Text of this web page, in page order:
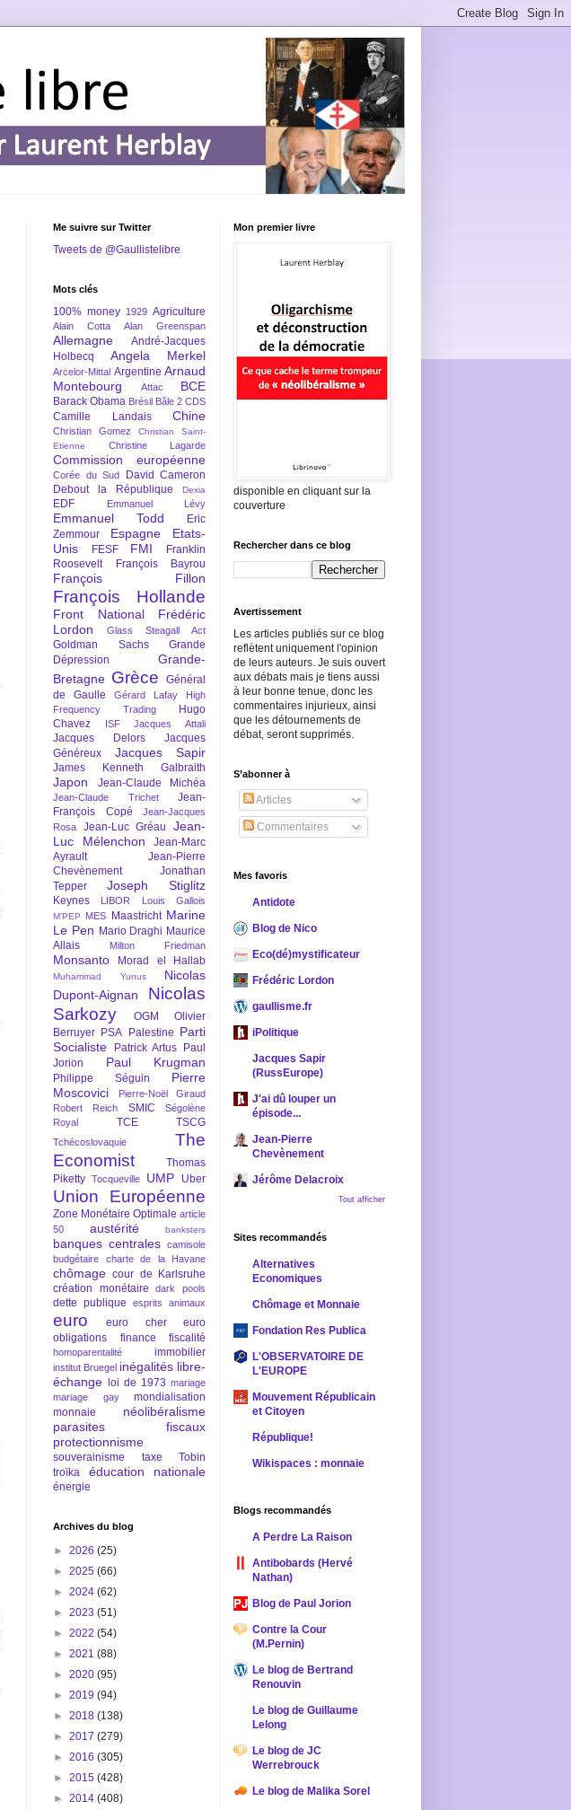
Me suivre sur Twitter
Tweets de @Gaullistelibre
Mots clés
100% money 1929 Agriculture
Alain Cotta Alan Greenspan
Allemagne
André-Jacques
Holbecq
Angela Merkel
Arcelor-Mittal Argentine Arnaud
Montebourg
Attac BCE
Barack Obama Brésil Bâle 2 CDS
Camille Landais Chine
Christian Gomez
Christian Saint-
Etienne
Christine Lagarde
Commission européenne
Corée du Sud
David Cameron
Debout la République
Dexia
EDF Emmanuel Lévy
Emmanuel Todd
Eric
Zemmour
Espagne
Etats-
Unis
FESF FMI
Franklin
Roosevelt
François Bayrou
François Fillon
François Hollande
Front National
Frédéric
Lordon
Glass Steagall Act
Goldman Sachs
Grande
Dépression
Grande-
Bretagne Grèce
Général
de Gaulle
Gérard Lafay
High
Frequency Trading
Hugo
Chavez
ISF Jacques Attali
Jacques Delors
Jacques
Généreux
Jacques Sapir
James Kenneth Galbraith
Japon Jean-Claude Michéa
Jean-Claude Trichet
Jean-
François Copé
Jean-Jacques
Rosa
Jean-Luc Gréau
Jean-
Luc Mélenchon
Jean-Marc
Ayrault
Jean-Pierre
Chevènement
Jonathan
Tepper
Joseph Stiglitz
Keynes LIBOR Louis Gallois
M'PEP MES Maastricht Marine
Le Pen Mario Draghi Maurice
Allais
Milton Friedman
Monsanto Morad el Hallab
Muhammad Yunus
Nicolas
Dupont-Aignan
Nicolas
Sarkozy
OGM
Olivier
Berruyer PSA Palestine Parti
Socialiste
Patrick Artus
Paul
Jorion
Paul Krugman
Philippe Séguin
Pierre
Moscovici
Pierre-Noël Giraud
Robert Reich
SMIC
Ségolène
Royal
TCE TSCG
Tchécoslovaquie
The
Economist
Thomas
Piketty Tocqueville UMP Uber
Union Européenne
Zone Monétaire Optimale article
50
austérité banksters
banques centrales camisole
budgétaire
charte de la Havane
chômage cour de Karlsruhe
création monétaire
dark pools
dette publique esprits animaux
euro euro cher
euro
obligations
finance fiscalité
homoparentalité immobilier
institut Bruegel inégalités libre-
échange
loi de 1973 mariage
mariage gay
mondialisation
monnaie
néolibéralisme
parasites fiscaux
protectionnisme
souverainisme
taxe Tobin
troïka
éducation nationale
énergie
Archives du blog
► 2026 (25)
► 2025 (66)
► 2024 (62)
► 2023 (51)
► 2022 (54)
► 2021 (88)
► 2020 (95)
► 2019 (94)
► 2018 (138)
► 2017 (279)
► 2016 (305)
► 2015 (428)
► 2014 (408)
Mon premier livre
disponible en cliquant sur la
couverture
Rechercher dans ce blog
Avertissement
Les articles publiés sur ce blog
reflètent uniquement l'opinion
de leurs auteurs. Je suis ouvert
aux débats mais je tiens aussi
à leur bonne tenue, donc les
commentaires injurieux, ainsi
que les détournements de
débat, seront supprimés.
S’abonner à
Articles
Commentaires
Mes favoris
Antidote
Blog de Nico
Eco(dé)mystificateur
Frédéric Lordon
gaullisme.fr
iPolitique
Jacques Sapir
(RussEurope)
J'ai dû louper un
épisode...
Jean-Pierre
Chevènement
Jérôme Delacroix
Tout afficher
Sites recommandés
Alternatives
Economiques
Chômage et Monnaie
Fondation Res Publica
L'OBSERVATOIRE DE
L'EUROPE
Mouvement Républicain
et Citoyen
République!
Wikispaces : monnaie
Blogs recommandés
A Perdre La Raison
Antibobards (Hervé
Nathan)
Blog de Paul Jorion
Contre la Cour
(M.Pernin)
Le blog de Bertrand
Renouvin
Le blog de Guillaume
Lelong
Le blog de JC
Werrebrouck
Le blog de Malika Sorel